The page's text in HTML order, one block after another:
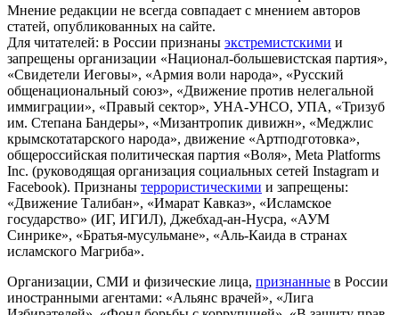
Мнение редакции не всегда совпадает с мнением авторов
статей, опубликованных на сайте.
Для читателей: в России признаны экстремистскими и
запрещены организации «Национал-большевистская партия»,
«Свидетели Иеговы», «Армия воли народа», «Русский
общенациональный союз», «Движение против нелегальной
иммиграции», «Правый сектор», УНА-УНСО, УПА, «Тризуб
им. Степана Бандеры», «Мизантропик дивижн», «Меджлис
крымскотатарского народа», движение «Артподготовка»,
общероссийская политическая партия «Воля», Meta Platforms
Inc. (руководящая организация социальных сетей Instagram и
Facebook). Признаны террористическими и запрещены:
«Движение Талибан», «Имарат Кавказ», «Исламское
государство» (ИГ, ИГИЛ), Джебхад-ан-Нусра, «АУМ
Синрике», «Братья-мусульмане», «Аль-Каида в странах
исламского Магриба».
Организации, СМИ и физические лица, признанные в России
иностранными агентами: «Альянс врачей», «Лига